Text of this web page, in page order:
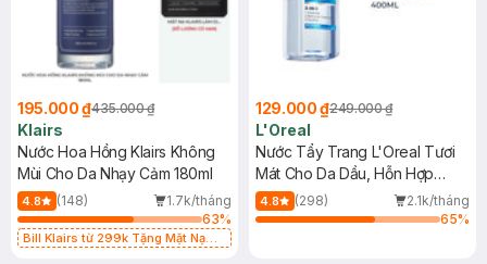
195.000 ₫435.000 ₫
Klairs
Nước Hoa Hồng Klairs Không
Mùi Cho Da Nhạy Cảm 180ml
4.8 (148)
1.7k/tháng
63%
Bill Klairs từ 299k Tặng Mặt Nạ
129.000 ₫249.000 ₫
L'Oreal
Nước Tẩy Trang L'Oreal Tươi
Mát Cho Da Dầu, Hỗn Hợp
400ml
4.8 (298)
2.1k/tháng
65%